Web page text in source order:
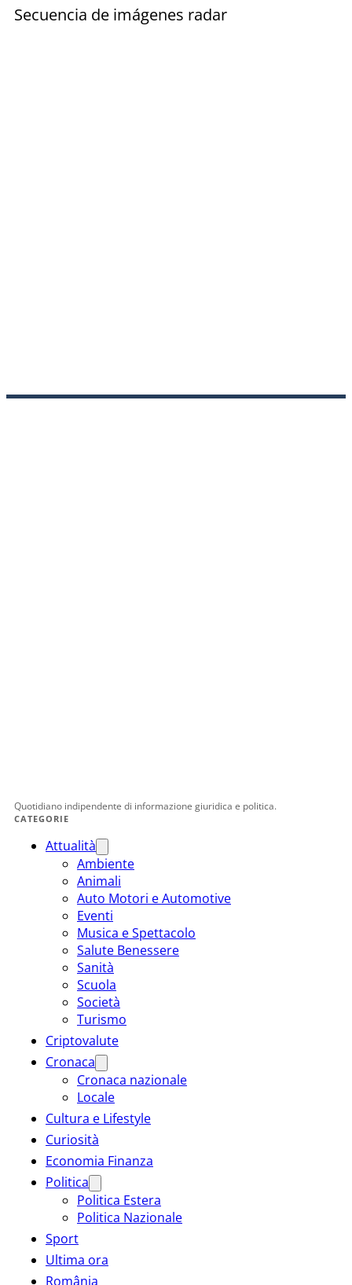
Secuencia de imágenes radar
Quotidiano indipendente di informazione giuridica e politica.
CATEGORIE
Attualità
Ambiente
Animali
Auto Motori e Automotive
Eventi
Musica e Spettacolo
Salute Benessere
Sanità
Scuola
Società
Turismo
Criptovalute
Cronaca
Cronaca nazionale
Locale
Cultura e Lifestyle
Curiosità
Economia Finanza
Politica
Politica Estera
Politica Nazionale
Sport
Ultima ora
România